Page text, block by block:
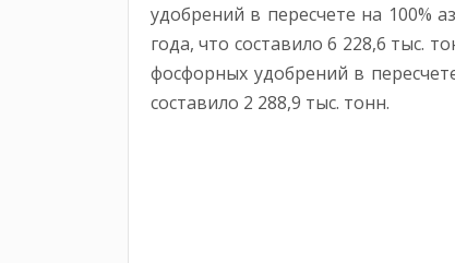
удобрений в пересчете на 100%
года, что составило 6 228,6 тыс.
фосфорных удобрений в
составило 2 288,9 тыс. тонн.